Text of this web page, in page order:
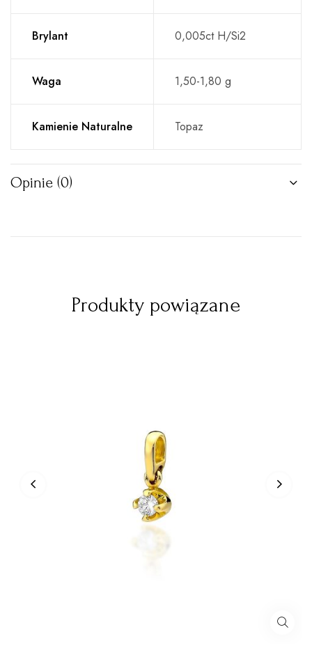
Brylant 0,005ct H/Si2
Waga 1,50-1,80 g
Kamienie Naturalne Topaz
Opinie (0)
Produkty powiązane